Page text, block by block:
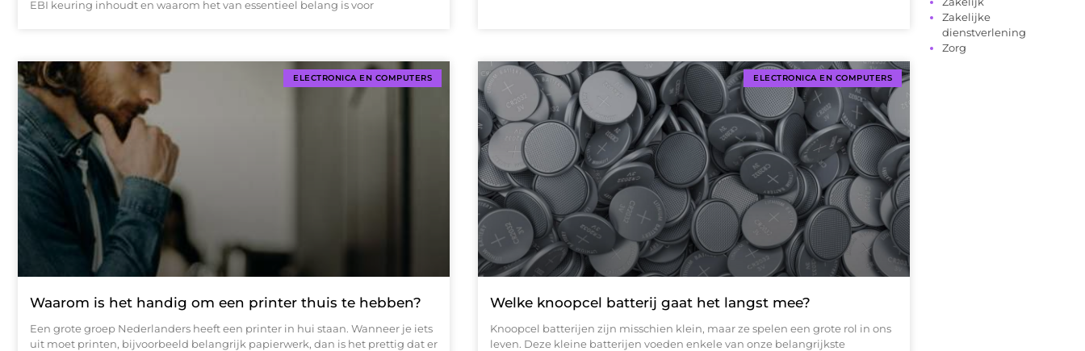
EBI keuring inhoudt en waarom het van essentieel belang is voor
ELECTRONICA EN COMPUTERS
Waarom is het handig om een printer thuis te hebben?
Een grote groep Nederlanders heeft een printer in hui staan. Wanneer je iets
uit moet printen, bijvoorbeeld belangrijk papierwerk, dan is het prettig dat er
ELECTRONICA EN COMPUTERS
Welke knoopcel batterij gaat het langst mee?
Knoopcel batterijen zijn misschien klein, maar ze spelen een grote rol in ons
leven. Deze kleine batterijen voeden enkele van onze belangrijkste
Zakelijke
dienstverlening
Zorg